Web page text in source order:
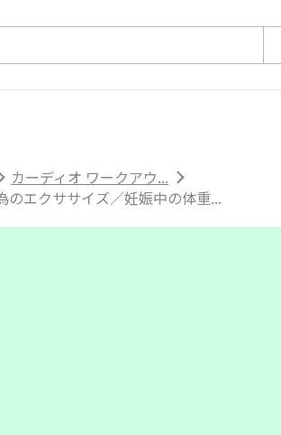
カーディオ ワークアウ...
のエクササイズ／妊娠中の体重...